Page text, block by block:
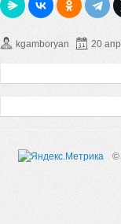
kgamboryan 20
©